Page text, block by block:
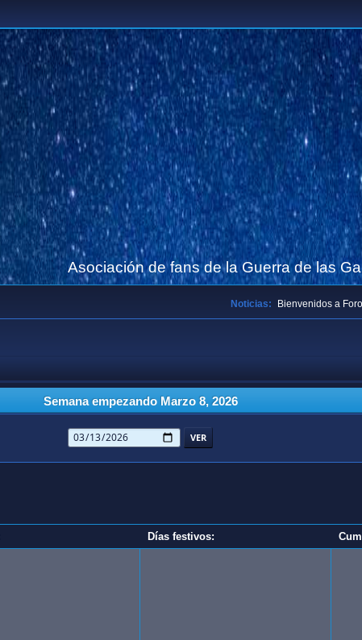
Asociación de fans de la Guerra de las
Noticias: Bienvenidos a
Semana empezando Marzo 8, 2026
Días festivos: